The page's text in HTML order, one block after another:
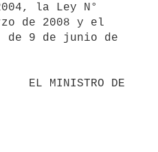
la Ley N°
de 2008 y el
de 9 de junio de